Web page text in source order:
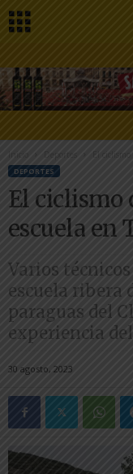
Inicio El
DEPORTES
El ciclismo
escuela en
Varios
escuela ribera
paraguas del
experiencia
30 agosto, 2023